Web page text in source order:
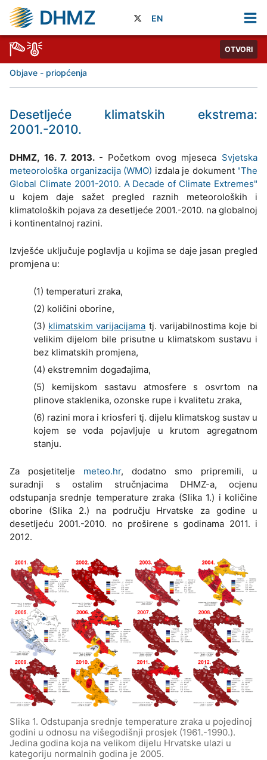
DHMZ EN
OTVORI
Objave - priopćenja
Desetljeće klimatskih ekstrema:
2001.-2010.
DHMZ, 16. 7. 2013. - Početkom ovog mjeseca Svjetska
meteorološka organizacija (WMO) izdala je dokument "The
Global Climate 2001-2010. A Decade of Climate Extremes"
u kojem daje sažet pregled raznih meteoroloških i
klimatoloških pojava za desetljeće 2001.-2010. na globalnoj
i kontinentalnoj razini.
Izvješće uključuje poglavlja u kojima se daje jasan pregled
promjena u:
(1) temperaturi zraka,
(2) količini oborine,
(3) klimatskim varijacijama tj. varijabilnostima koje bi
velikim dijelom bile prisutne u klimatskom sustavu i
bez klimatskih promjena,
(4) ekstremnim događajima,
(5) kemijskom sastavu atmosfere s osvrtom na
plinove staklenika, ozonske rupe i kvalitetu zraka,
(6) razini mora i kriosferi tj. dijelu klimatskog sustav u
kojem se voda pojavljuje u krutom agregatnom
stanju.
Za posjetitelje meteo.hr, dodatno smo pripremili, u
suradnji s ostalim stručnjacima DHMZ-a, ocjenu
odstupanja srednje temperature zraka (Slika 1.) i količine
oborine (Slika 2.) na području Hrvatske za godine u
desetljeću 2001.-2010. no proširene s godinama 2011. i
2012.
Slika 1. Odstupanja srednje temperature zraka u pojedinoj
godini u odnosu na višegodišnji prosjek (1961.-1990.).
Jedina godina koja na velikom dijelu Hrvatske ulazi u
kategoriju normalnih godina je 2005.